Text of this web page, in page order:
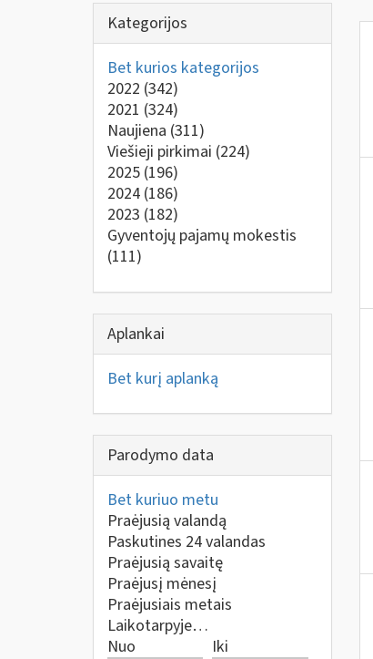
Kategorijos
Bet kurios kategorijos
2022 (342)
2021 (324)
Naujiena (311)
Viešieji pirkimai (224)
2025 (196)
2024 (186)
2023 (182)
Gyventojų pajamų mokestis
(111)
Aplankai
Bet kurį aplanką
Parodymo data
Bet kuriuo metu
Praėjusią valandą
Paskutines 24 valandas
Praėjusią savaitę
Praėjusį mėnesį
Praėjusiais metais
Laikotarpyje…
Nuo
Iki